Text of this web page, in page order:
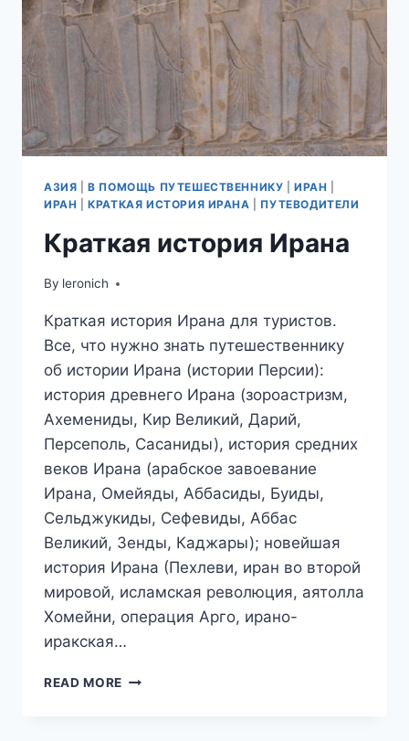
ТРУДНОСТИ
ПЕРЕВОДА
(ДЕНЕЖНОГО)
АЗИЯ |В ПОМОЩЬ ПУТЕШЕСТВЕННИКУ |ИРАН
ИРАН |КРАТКАЯ ИСТОРИЯ ИРАНА ПУТЕВОДИТЕЛИ
Краткая история Ирана
By leronich
Краткая история Ирана для туристов.
Все, что нужно знать путешественнику
об истории Ирана (истории Персии):
история древнего Ирана (зороастризм,
Ахемениды, Кир Великий, Дарий,
Персеполь, Сасаниды), история средних
веков Ирана (арабское завоевание
Ирана, Омейяды, Аббасиды, Буиды,
Сельджукиды, Сефевиды, Аббас
Великий, Зенды, Каджары); новейшая
история Ирана (Пехлеви, иран во второй
мировой, исламская революция, аятолла
Хомейни, операция Арго, ирано-
иракская…
READ MORE КРАТКАЯ